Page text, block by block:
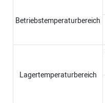
Betriebstemperaturbereich
Lagertemperaturbereich